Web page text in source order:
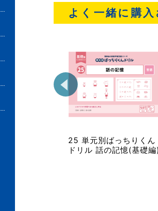
よく一緒に購
25 単元別ばっちりくん
ドリル 話の記憶(基礎編)